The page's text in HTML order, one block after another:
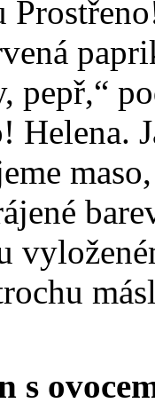
pepř,“
Helena.
s